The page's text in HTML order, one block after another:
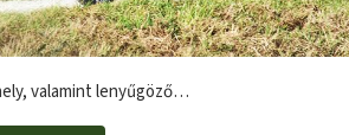
valamint lenyűgöző…